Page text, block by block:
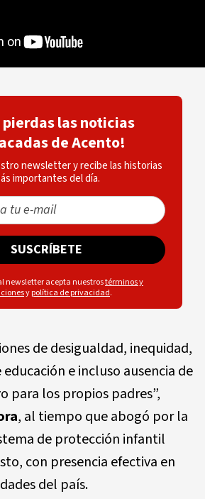
pierdas las noticias
de Acento!
newsletter y recibe las historias
importantes del día.
SUSCRÍBETE
newsletter acepta nuestrostérminos y
ypolítica de privacidad.
de desigualdad, inequidad,
e incluso ausencia de
para los propios padres”,
, al tiempo que abogó por la
de protección infantil
con presencia efectiva en
del país.